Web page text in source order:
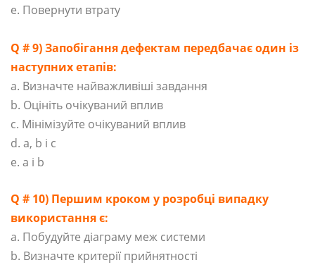
e. Повернути втрату
Q # 9) Запобігання дефектам передбачає один із
наступних етапів:
a. Визначте найважливіші завдання
b. Оцініть очікуваний вплив
c. Мінімізуйте очікуваний вплив
d. a, b і c
e. a і b
Q # 10) Першим кроком у розробці випадку
використання є:
a. Побудуйте діаграму меж системи
b. Визначте критерії прийнятності